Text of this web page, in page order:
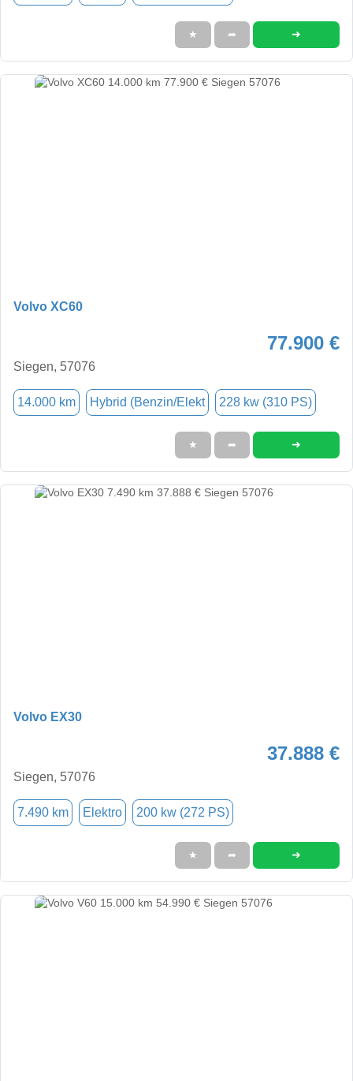
★ ➦ ➜
Volvo XC60
77.900 €
Siegen, 57076
14.000 km Hybrid (Benzin/Elekt 228 kw (310 PS)
★ ➦ ➜
Volvo EX30
37.888 €
Siegen, 57076
7.490 km Elektro 200 kw (272 PS)
★ ➦ ➜